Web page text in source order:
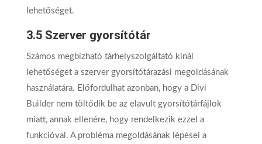
lehetőséget.
3.5 Szerver gyorsítótár
Számos megbízható tárhelyszolgáltató kínál
lehetőséget a szerver gyorsítótárazási megoldásának
használatára. Előfordulhat azonban, hogy a Divi
Builder nem töltődik be az elavult gyorsítótárfájlok
miatt, annak ellenére, hogy rendelkezik ezzel a
funkcióval. A probléma megoldásának lépései a